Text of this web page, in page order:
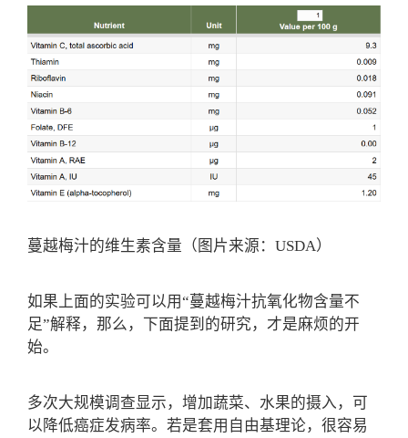
蔓越梅汁的维生素含量（图片来源：USDA）
如果上面的实验可以用“蔓越梅汁抗氧化物含量不
足”解释，那么，下面提到的研究，才是麻烦的开
始。
多次大规模调查显示，增加蔬菜、水果的摄入，可
以降低癌症发病率。若是套用自由基理论，很容易